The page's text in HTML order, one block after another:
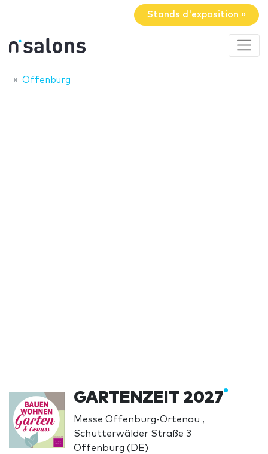
Stands d'exposition »
Offenburg
GARTENZEIT 2027
Messe Offenburg-Ortenau ,
Schutterwälder Straße 3
Offenburg (DE)